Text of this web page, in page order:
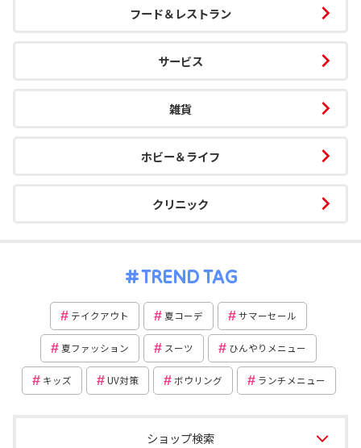
フード＆レストラン
サービス
雑貨
ホビー＆ライフ
クリニック
TREND TAG
テイクアウト 夏コーデ サマーセール
夏ファッション スーツ ひんやりメニュー
キッズ UV対策 ボウリング ランチメニュー
ショップ検索